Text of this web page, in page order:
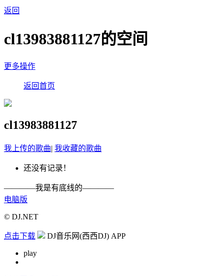
返回
cl13983881127的空间
更多操作
返回首页
cl13983881127
我上传的歌曲| 我收藏的歌曲
还没有记录！
————我是有底线的————
电脑版
© DJ.NET
点击下载 DJ音乐网(西西DJ) APP
play